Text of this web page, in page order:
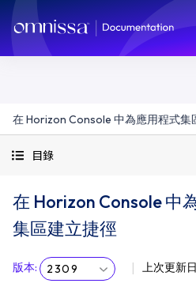
在 Horizon Console 中為應用程式集
目錄
在 Horizon Console 中
集區建立捷徑
版本: 2309 上次更新